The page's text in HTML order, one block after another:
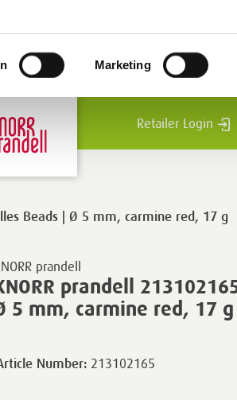
Marketing
Retailer Login
prandell
prandell
5 mm, carmine red, 17 g
Beads | Ø 5 mm, carmine red, 17 g
Number: 213102165